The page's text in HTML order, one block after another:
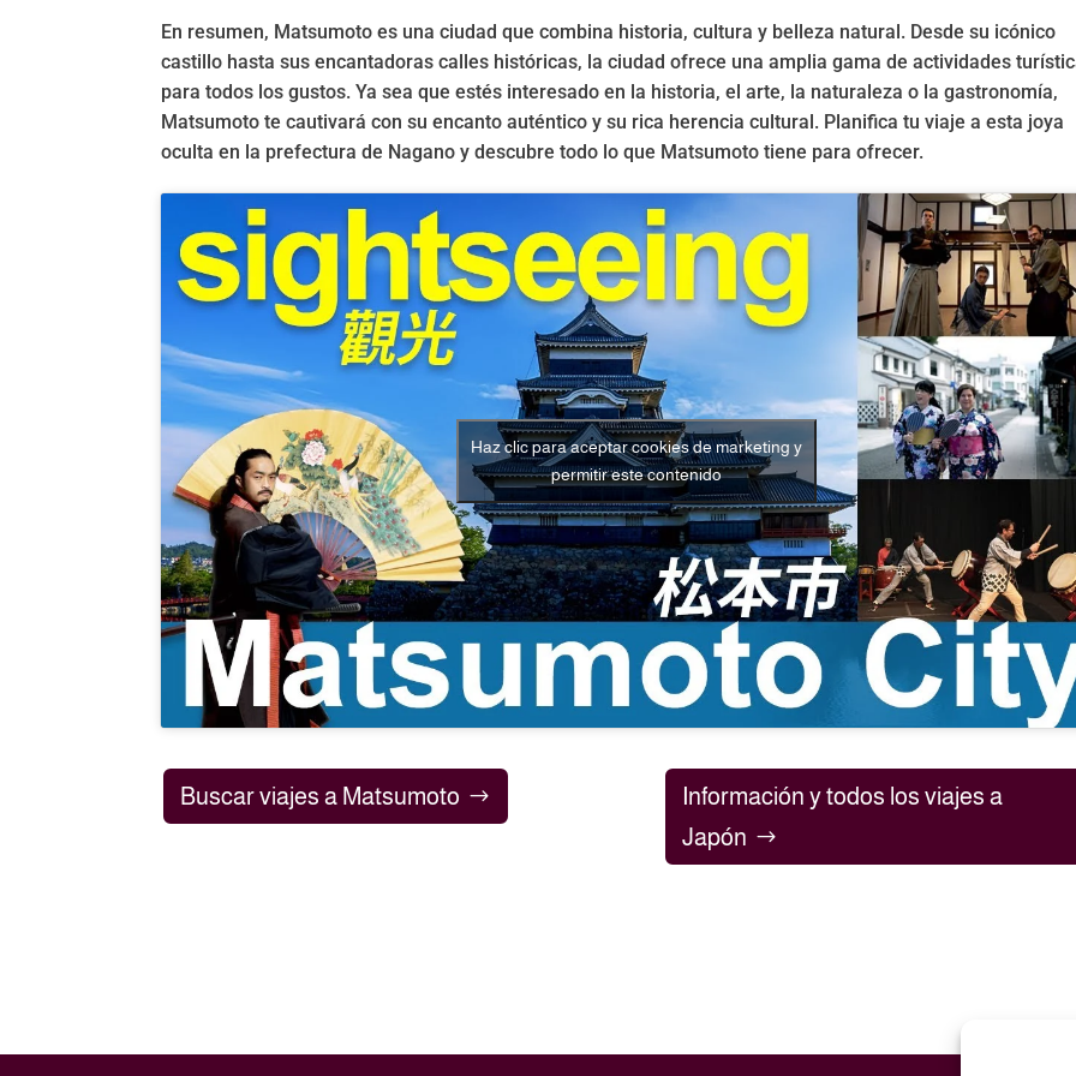
En resumen, Matsumoto es una ciudad que combina historia, cultura y belleza natural. Desde su icónico
castillo hasta sus encantadoras calles históricas, la ciudad ofrece una amplia gama de actividades
para todos los gustos. Ya sea que estés interesado en la historia, el arte, la naturaleza o la gastronomía,
Matsumoto te cautivará con su encanto auténtico y su rica herencia cultural. Planifica tu viaje a esta joya
oculta en la prefectura de Nagano y descubre todo lo que Matsumoto tiene para ofrecer.
Haz clic para aceptar cookies de marketing y
permitir este contenido
Buscar viajes a Matsumoto
Información y todos los viajes a
Japón